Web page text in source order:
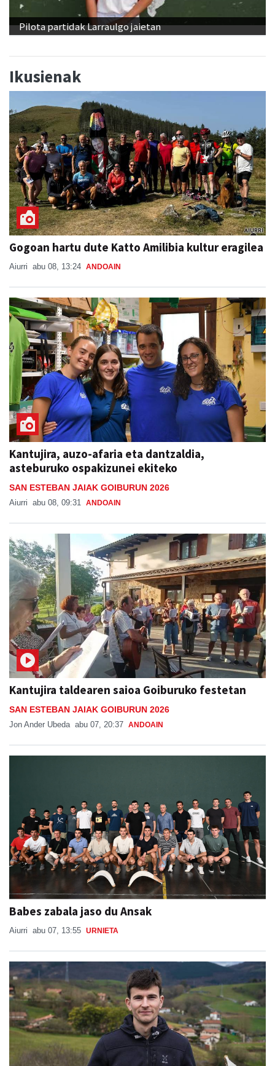
Pilota partidak Larraulgo jaietan
Ikusienak
Gogoan hartu dute Katto Amilibia kultur eragilea
Aiurri abu 08, 13:24 ANDOAIN
Kantujira, auzo-afaria eta dantzaldia,
asteburuko ospakizunei ekiteko
SAN ESTEBAN JAIAK GOIBURUN 2026
Aiurri abu 08, 09:31 ANDOAIN
Kantujira taldearen saioa Goiburuko festetan
SAN ESTEBAN JAIAK GOIBURUN 2026
Jon Ander Ubeda abu 07, 20:37 ANDOAIN
Babes zabala jaso du Ansak
Aiurri abu 07, 13:55 URNIETA